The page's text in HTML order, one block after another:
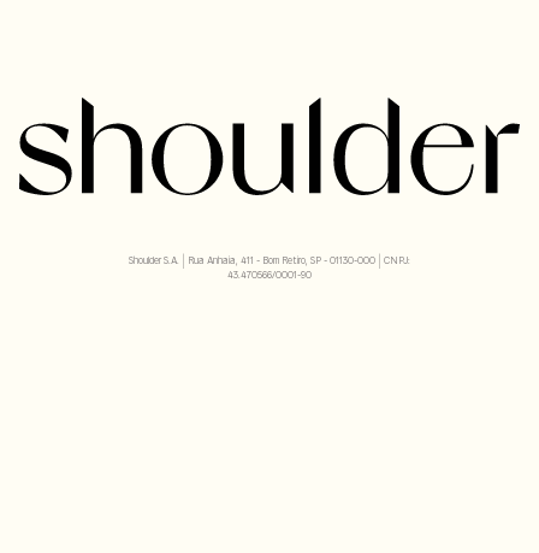
Shoulder S.A. | Rua Anhaia, 411 - Bom Retiro, SP - 01130-000 | CNPJ:
43.470566/0001-90